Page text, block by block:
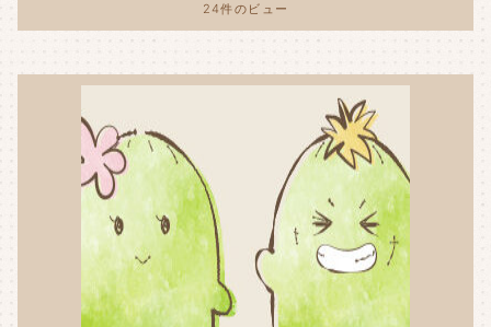
24件のビュー